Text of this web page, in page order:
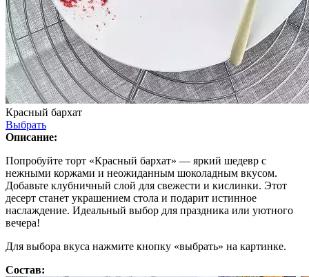
Красный бархат
Выбрать
Описание:
Попробуйте торт «Красный бархат» — яркий шедевр с
нежными коржами и неожиданным шоколадным вкусом.
Добавьте клубничный слой для свежести и кислинки. Этот
десерт станет украшением стола и подарит истинное
наслаждение. Идеальный выбор для праздника или уютного
вечера!
Для выбора вкуса нажмите кнопку «выбрать» на картинке.
Состав: